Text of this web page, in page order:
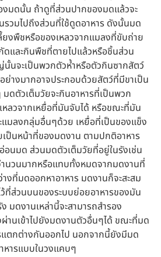
งมดนั้น ถ้าดูที่ส่วนปากของมดแล้วจะ
วมไปถึงส่วนที่ใช้ดูดอาหาร ดังนั้นมด
ยงพืชหรือของเหลวจากแมลงที่ขับถ่าย
ดและกินพืชที่ตายไปแล้วหรือชิ้นส่วน
นจะเป็นพวกตัวห้ำหรือตัวกินซากสัตว์
างมากอาจประกอบด้วยสัตว์ที่มีขาเป็น
ดตัวเต็มวัยจะกินอาหารที่เป็นพวก
หลวจากเหยื่อที่มันจับได้ หรือขณะที่มัน
มลงกลุ่มอื่นๆด้วย เหยื่อที่เป็นของแข็ง
ป็นหน้าที่ของมดงาน ตามปกติอาหาร
อนมด ส่วนมดตัวเต็มวัยที่อยู่ในรังเช่น
ำนวนมากหรือแทบทั้งหมดจากมดงานที่
างที่มดออกหาอาหาร มดงานก็จะสะสม
ว้ที่ส่วนบนของระบบย่อยอาหารของมัน
มดงานเหล่านี้จะสามารถสำรอง
ผ่านเข้าไปยังมดงานตัวอื่นๆได้ ขณะที่มด
แตกต่างกันออกไป นอกจากนี้ยังมีมด
หารแบบในวงแคบๆ